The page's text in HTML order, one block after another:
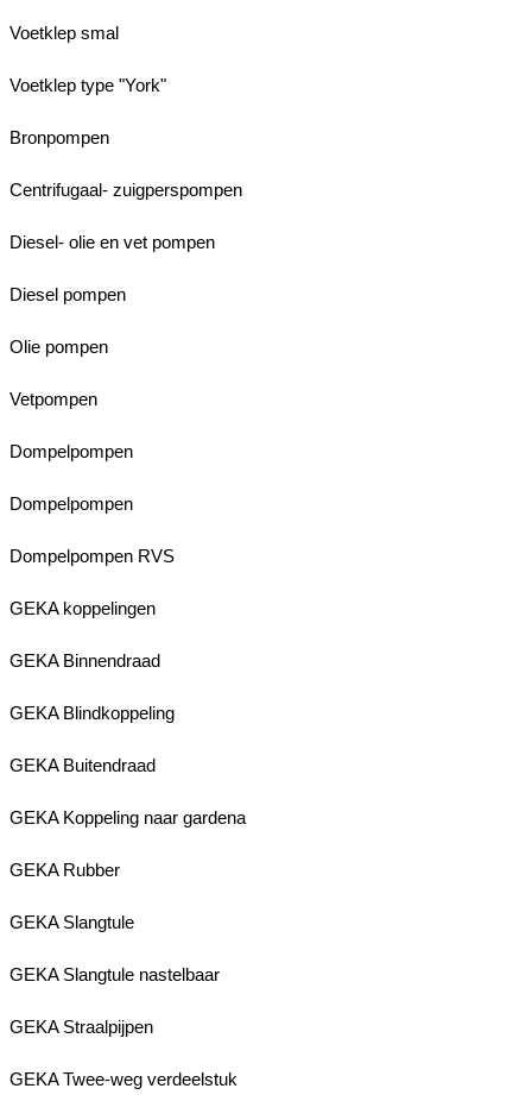
Voetklep smal
Voetklep type "York"
Bronpompen
Centrifugaal- zuigperspompen
Diesel- olie en vet pompen
Diesel pompen
Olie pompen
Vetpompen
Dompelpompen
Dompelpompen
Dompelpompen RVS
GEKA koppelingen
GEKA Binnendraad
GEKA Blindkoppeling
GEKA Buitendraad
GEKA Koppeling naar gardena
GEKA Rubber
GEKA Slangtule
GEKA Slangtule nastelbaar
GEKA Straalpijpen
GEKA Twee-weg verdeelstuk